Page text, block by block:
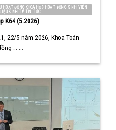
ĐỘNG KHOA HỌC HOẠT ĐỘNG SINH VIÊN
KINH TẾ TIN TỨC
K64 (5.2026)
22/5 năm 2026, Khoa Toán
... ...